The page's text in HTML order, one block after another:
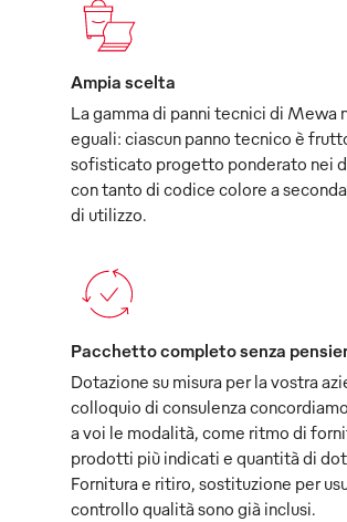
Ampia scelta
La gamma di panni tecnici di Mewa
eguali: ciascun panno tecnico è
sofisticato progetto ponderato nei
con tanto di codice colore a
di utilizzo.
Pacchetto completo senza
Dotazione su misura per la vostra
colloquio di consulenza
a voi le modalità, come ritmo di
prodotti più indicati e quantità di
Fornitura e ritiro, sostituzione per
controllo qualità sono già inclusi.